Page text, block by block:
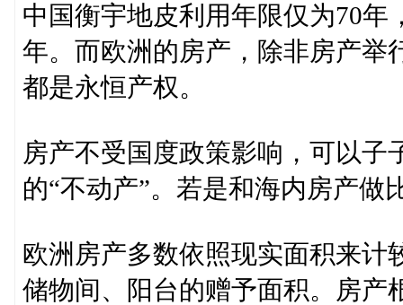
中国衡宇地皮利用年限仅为70年
年。而欧洲的房产，除非房产举
都是永恒产权。
房产不受国度政策影响，可以
的“不动产”。若是和海内房产做
欧洲房产多数依照现实面积来计
储物间、阳台的赠予面积。房产